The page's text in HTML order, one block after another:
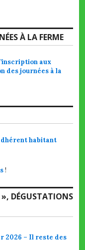
À LA FERME
aux
des journées à la
habitant
!
», DÉGUSTATIONS
2026 – Il reste des